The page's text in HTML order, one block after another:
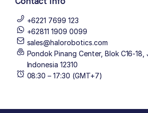
+6221 7699 123
+62811 1909 0099
sales@halorobotics.com
Pondok Pinang Center, Blok C16-18,
Indonesia 12310
08:30 – 17:30 (GMT+7)